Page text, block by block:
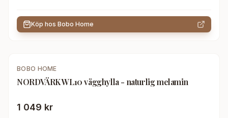
Köp hos Bobo Home
BOBO HOME
NORDVÄRK WL10 vägghylla - naturlig melamin
1 049 kr